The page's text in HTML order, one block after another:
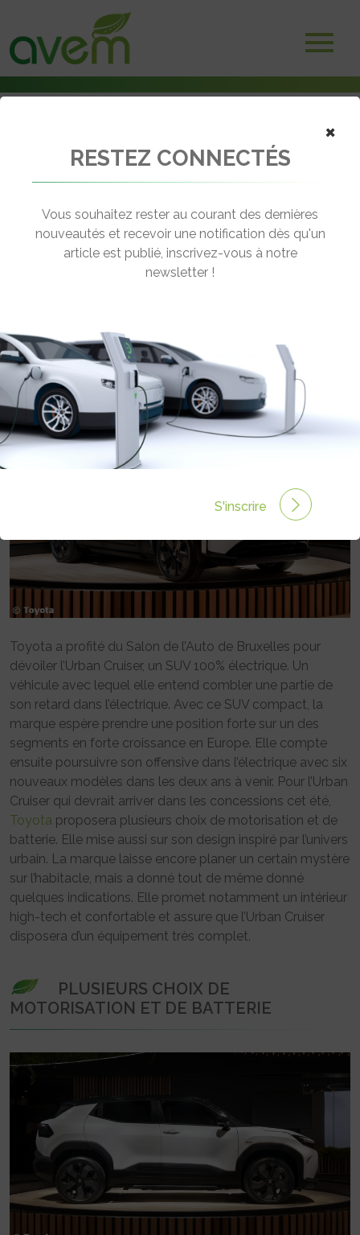
Toyota dévoile l’Urban Cruiser au Salon de l’Auto de Bruxelles
← Revenir aux actualités
AU SALON DE L’AUTO DE BRUXELLES
Rédigé par Emmanuel Maumon le 16 Jan 2025 à 10:00
0 commentaires
Toyota a profité du Salon de l’Auto de Bruxelles pour
dévoiler l’Urban Cruiser, un SUV 100% électrique. Un
véhicule avec lequel elle entend combler une partie de
son retard dans l’électrique. Avec ce SUV compact, la
marque espère prendre une position forte sur un des
segments en forte croissance en Europe. Elle compte
ensuite poursuivre son offensive dans l’électrique avec six
nouveaux modèles dans les deux ans à venir. Pour l’Urban
Cruiser qui devrait arriver dans les concessions cet été,
Toyota proposera plusieurs choix de motorisation et de
batterie. Elle mise aussi sur son design inspiré par l’univers
urbain. La marque laisse encore planer un certain mystère
sur l’habitacle, mais a donné tout de même donné
quelques indications. Elle promet notamment un intérieur
high-tech et confortable et assure que l’Urban Cruiser
disposera d’un équipement très complet.
PLUSIEURS CHOIX DE
MOTORISATION ET DE BATTERIE
×
RESTEZ CONNECTÉS
Vous souhaitez rester au courant des dernières
nouveautés et recevoir une notification dès qu'un
article est publié, inscrivez-vous à notre
newsletter !
S'inscrire